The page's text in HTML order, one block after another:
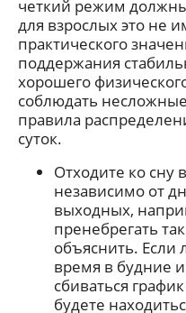
четкий режим
для взрослых это не
практического
поддержания
хорошего
соблюдать
правила
суток.
Отходите ко сну
независимо от
выходных,
пренебрегать
объяснить. Если
время в будние
сбиваться
будете